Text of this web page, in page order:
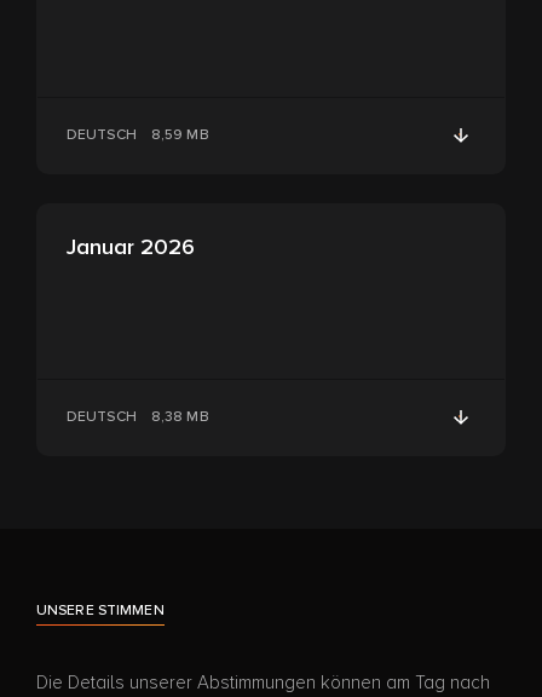
DEUTSCH 8,59 MB
Januar 2026
DEUTSCH 8,38 MB
UNSERE STIMMEN
Die Details unserer Abstimmungen können am Tag nach